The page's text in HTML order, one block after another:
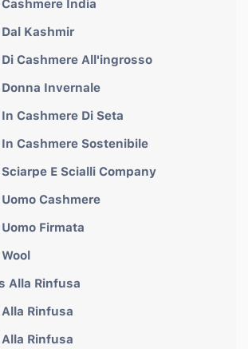
Kashmir
Cashmere All'ingrosso
Invernale
Cashmere Di Seta
Cashmere Sostenibile
E Scialli Company
Cashmere
Firmata
Alla Rinfusa
Rinfusa
Rinfusa